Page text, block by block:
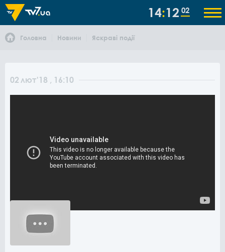
14 12 02
Головна Новини Яскраві події
02 лют'18 , 16:10